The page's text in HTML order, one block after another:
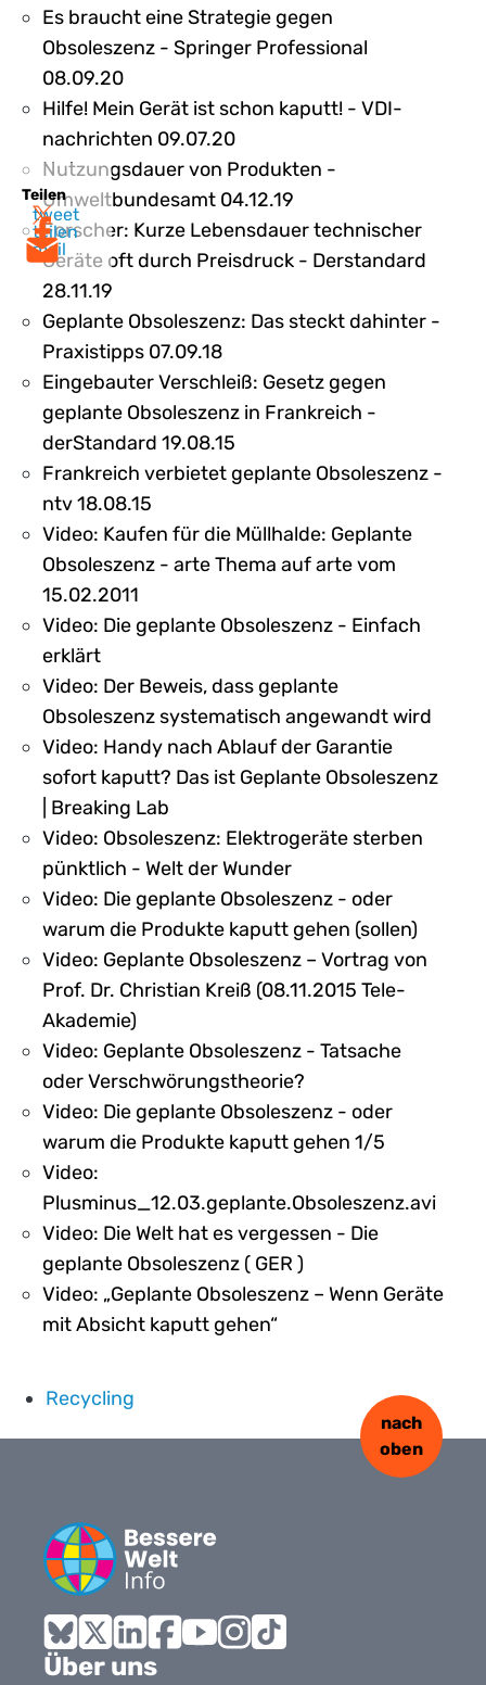
Teilen
tweet
teilen
mail
Es braucht eine Strategie gegen
Obsoleszenz - Springer Professional
08.09.20
Hilfe! Mein Gerät ist schon kaputt! - VDI-
nachrichten 09.07.20
Nutzungsdauer von Produkten -
Umweltbundesamt 04.12.19
Forscher: Kurze Lebensdauer technischer
Geräte oft durch Preisdruck - Derstandard
28.11.19
Geplante Obsoleszenz: Das steckt dahinter -
Praxistipps 07.09.18
Eingebauter Verschleiß: Gesetz gegen
geplante Obsoleszenz in Frankreich -
derStandard 19.08.15
Frankreich verbietet geplante Obsoleszenz -
ntv 18.08.15
Video: Kaufen für die Müllhalde: Geplante
Obsoleszenz - arte Thema auf arte vom
15.02.2011
Video: Die geplante Obsoleszenz - Einfach
erklärt
Video: Der Beweis, dass geplante
Obsoleszenz systematisch angewandt wird
Video: Handy nach Ablauf der Garantie
sofort kaputt? Das ist Geplante Obsoleszenz
| Breaking Lab
Video: Obsoleszenz: Elektrogeräte sterben
pünktlich - Welt der Wunder
Video: Die geplante Obsoleszenz - oder
warum die Produkte kaputt gehen (sollen)
Video: Geplante Obsoleszenz – Vortrag von
Prof. Dr. Christian Kreiß (08.11.2015 Tele-
Akademie)
Video: Geplante Obsoleszenz - Tatsache
oder Verschwörungstheorie?
Video: Die geplante Obsoleszenz - oder
warum die Produkte kaputt gehen 1/5
Video:
Plusminus_12.03.geplante.Obsoleszenz.avi
Video: Die Welt hat es vergessen - Die
geplante Obsoleszenz ( GER )
Video: „Geplante Obsoleszenz – Wenn Geräte
mit Absicht kaputt gehen“
Recycling
Bluesky
X LinkedInFacebook
nach
oben
Über uns